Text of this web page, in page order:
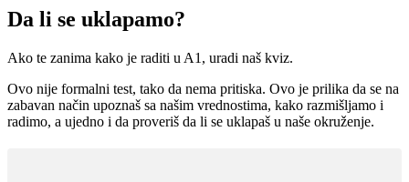
Da li se uklapamo?
Ako te zanima kako je raditi u A1, uradi naš kviz.
Ovo nije formalni test, tako da nema pritiska. Ovo je prilika da se na
zabavan način upoznaš sa našim vrednostima, kako razmišljamo i
radimo, a ujedno i da proveriš da li se uklapaš u naše okruženje.